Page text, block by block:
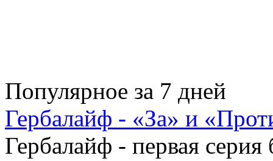
Популярное за 7 дней
Гербалайф - «За» и
Гербалайф - первая